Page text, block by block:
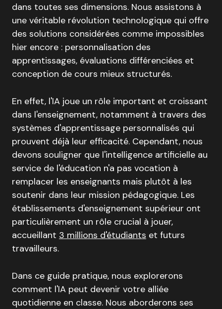
dans toutes ses dimensions. Nous assistons à
une véritable révolution technologique qui offre
des solutions considérées comme impossibles
hier encore : personnalisation des
apprentissages, évaluations différenciées et
conception de cours mieux structurés.
En effet, l'IA joue un rôle important et croissant
dans l'enseignement, notamment à travers des
systèmes d'apprentissage personnalisés qui
prouvent déjà leur efficacité. Cependant, nous
devons souligner que l'intelligence artificielle au
service de l'éducation n'a pas vocation à
remplacer les enseignants mais plutôt à les
soutenir dans leur mission pédagogique. Les
établissements d'enseignement supérieur ont
particulièrement un rôle crucial à jouer,
accueillant 3 millions d'étudiants et futurs
travailleurs.
Dans ce guide pratique, nous explorerons
comment l'IA peut devenir votre alliée
quotidienne en classe. Nous aborderons ses